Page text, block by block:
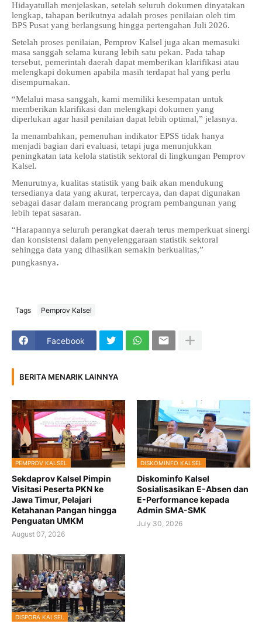
Hidayatullah menjelaskan, setelah seluruh dokumen dinyatakan
lengkap, tahapan berikutnya adalah proses penilaian oleh tim
BPS Pusat yang berlangsung hingga pertengahan Juli 2026.
Setelah proses penilaian, Pemprov Kalsel juga akan memasuki
masa sanggah selama kurang lebih satu pekan. Pada tahap
tersebut, pemerintah daerah dapat memberikan klarifikasi atau
melengkapi dokumen apabila masih terdapat hal yang perlu
disempurnakan.
“Melalui masa sanggah, kami memiliki kesempatan untuk
memberikan klarifikasi dan melengkapi dokumen yang
diperlukan agar hasil penilaian dapat lebih optimal,” jelasnya.
Ia menambahkan, pemenuhan indikator EPSS tidak hanya
menjadi bagian dari evaluasi, tetapi juga menunjukkan
peningkatan tata kelola statistik sektoral di lingkungan Pemprov
Kalsel.
Menurutnya, kualitas statistik yang baik akan mendukung
tersedianya data yang akurat, terpercaya, dan dapat digunakan
sebagai dasar dalam merancang program pembangunan yang
lebih tepat sasaran.
“Harapannya seluruh perangkat daerah terus memperkuat sinergi
dan konsistensi dalam penyelenggaraan statistik sektoral
sehingga data yang dihasilkan semakin berkualitas,”
pungkasnya.
Tags Pemprov Kalsel
Facebook
BERITA MENARIK LAINNYA
PEMPROV KALSEL
Sekdaprov Kalsel Pimpin
Visitasi Peserta PKN ke
Jawa Timur, Pelajari
Ketahanan Pangan hingga
Penguatan UMKM
August 07, 2026
DISKOMINFO KALSEL
Diskominfo Kalsel
Sosialisasikan E-Absen dan
E-Performance kepada
Admin SMA-SMK
July 30, 2026
DISPORA KALSEL